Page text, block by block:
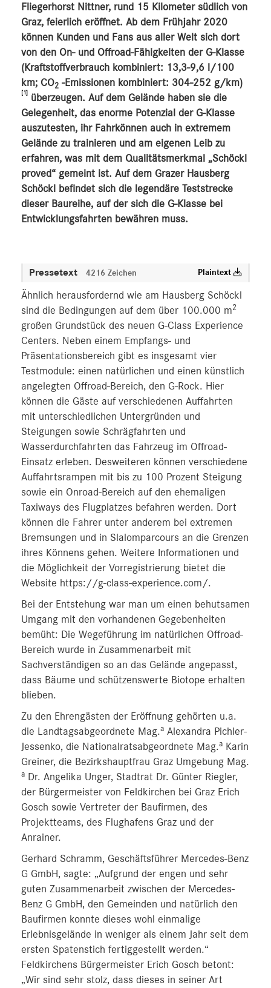
Fliegerhorst Nittner, rund 15 Kilometer südlich von
Graz, feierlich eröffnet. Ab dem Frühjahr 2020
können Kunden und Fans aus aller Welt sich dort
von den On- und Offroad-Fähigkeiten der G-Klasse
(Kraftstoffverbrauch kombiniert: 13,3-9,6 l/100
km; CO2 -Emissionen kombiniert: 304-252 g/km)
[1]
überzeugen. Auf dem Gelände haben sie die
Gelegenheit, das enorme Potenzial der G-Klasse
auszutesten, ihr Fahrkönnen auch in extremem
Gelände zu trainieren und am eigenen Leib zu
erfahren, was mit dem Qualitätsmerkmal „Schöckl
proved“ gemeint ist. Auf dem Grazer Hausberg
Schöckl befindet sich die legendäre Teststrecke
dieser Baureihe, auf der sich die G-Klasse bei
Entwicklungsfahrten bewähren muss.
Pressetext 4216 Zeichen Plaintext
Ähnlich herausfordernd wie am Hausberg Schöckl
sind die Bedingungen auf dem über 100.000 m2
großen Grundstück des neuen G-Class Experience
Centers. Neben einem Empfangs- und
Präsentationsbereich gibt es insgesamt vier
Testmodule: einen natürlichen und einen künstlich
angelegten Offroad-Bereich, den G-Rock. Hier
können die Gäste auf verschiedenen Auffahrten
mit unterschiedlichen Untergründen und
Steigungen sowie Schrägfahrten und
Wasserdurchfahrten das Fahrzeug im Offroad-
Einsatz erleben. Desweiteren können verschiedene
Auffahrtsrampen mit bis zu 100 Prozent Steigung
sowie ein Onroad-Bereich auf den ehemaligen
Taxiways des Flugplatzes befahren werden. Dort
können die Fahrer unter anderem bei extremen
Bremsungen und in Slalomparcours an die Grenzen
ihres Könnens gehen. Weitere Informationen und
die Möglichkeit der Vorregistrierung bietet die
Website https://g-class-experience.com/.
Bei der Entstehung war man um einen behutsamen
Umgang mit den vorhandenen Gegebenheiten
bemüht: Die Wegeführung im natürlichen Offroad-
Bereich wurde in Zusammenarbeit mit
Sachverständigen so an das Gelände angepasst,
dass Bäume und schützenswerte Biotope erhalten
blieben.
Zu den Ehrengästen der Eröffnung gehörten u.a.
die Landtagsabgeordnete Mag.a Alexandra Pichler-
Jessenko, die Nationalratsabgeordnete Mag.a Karin
Greiner, die Bezirkshauptfrau Graz Umgebung Mag.
a Dr. Angelika Unger, Stadtrat Dr. Günter Riegler,
der Bürgermeister von Feldkirchen bei Graz Erich
Gosch sowie Vertreter der Baufirmen, des
Projektteams, des Flughafens Graz und der
Anrainer.
Gerhard Schramm, Geschäftsführer Mercedes-Benz
G GmbH, sagte: „Aufgrund der engen und sehr
guten Zusammenarbeit zwischen der Mercedes-
Benz G GmbH, den Gemeinden und natürlich den
Baufirmen konnte dieses wohl einmalige
Erlebnisgelände in weniger als einem Jahr seit dem
ersten Spatenstich fertiggestellt werden.“
Feldkirchens Bürgermeister Erich Gosch betont:
„Wir sind sehr stolz, dass dieses in seiner Art